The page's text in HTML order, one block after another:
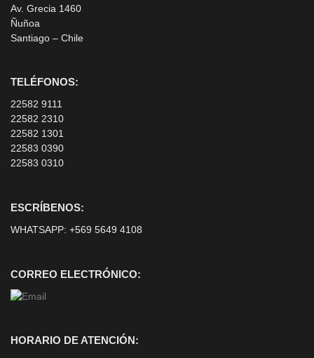
Av. Grecia 1460
Ñuñoa
Santiago – Chile
TELÉFONOS:
22582 9111
22582 2310
22582 1301
22583 0390
22583 0310
ESCRÍBENOS:
WHATSAPP: +569 5649 4108
CORREO ELECTRÓNICO:
HORARIO DE ATENCIÓN: